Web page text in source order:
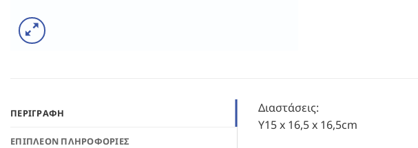
ΠΕΡΙΓΡΑΦΉ
ΕΠΙΠΛΈΟΝ ΠΛΗΡΟΦΟΡΊΕΣ
Διαστάσεις:
Υ15 x 16,5 x 16,5cm